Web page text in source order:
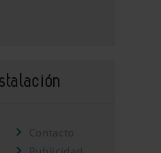
Contacto